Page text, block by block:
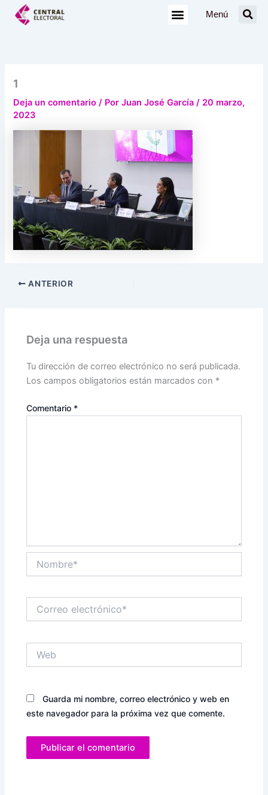
Menú
1
Deja un comentario / PorJuan José García/ 20 marzo,
2023
ANTERIOR
Deja una respuesta
Tu dirección de correo electrónico no será publicada.
Los campos obligatorios están marcados con *
Comentario *
electrónico*
Guarda mi nombre, correo electrónico y web en
este navegador para la próxima vez que comente.